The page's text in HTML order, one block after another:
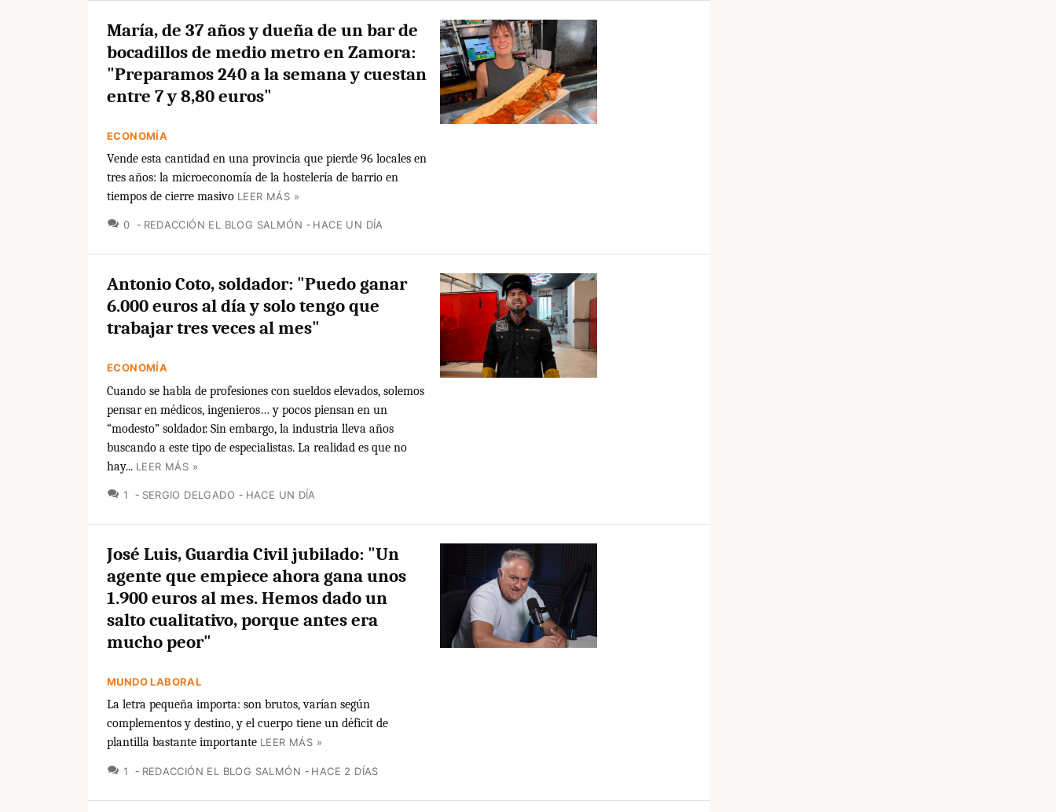
María, de 37 años y dueña de un bar de
bocadillos de medio metro en Zamora:
"Preparamos 240 a la semana y cuestan
entre 7 y 8,80 euros"
ECONOMÍA
Vende esta cantidad en una provincia que pierde 96 locales en
tres años: la microeconomía de la hostelería de barrio en
tiempos de cierre masivo LEER MÁS »
0 COMENTARIOS
REDACCIÓN EL BLOG SALMÓN HACE UN DÍA
Antonio Coto, soldador: "Puedo ganar
6.000 euros al día y solo tengo que
trabajar tres veces al mes"
ECONOMÍA
Cuando se habla de profesiones con sueldos elevados, solemos
pensar en médicos, ingenieros… y pocos piensan en un
“modesto” soldador. Sin embargo, la industria lleva años
buscando a este tipo de especialistas. La realidad es que no
hay... LEER MÁS »
1 COMENTARIOS
SERGIO DELGADO HACE UN DÍA
José Luis, Guardia Civil jubilado: "Un
agente que empiece ahora gana unos
1.900 euros al mes. Hemos dado un
salto cualitativo, porque antes era
mucho peor"
MUNDO LABORAL
La letra pequeña importa: son brutos, varían según
complementos y destino, y el cuerpo tiene un déficit de
plantilla bastante importante LEER MÁS »
1 COMENTARIOS
REDACCIÓN EL BLOG SALMÓN HACE 2 DÍAS